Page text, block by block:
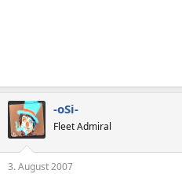
-oSi-
Fleet Admiral
3. August 2007